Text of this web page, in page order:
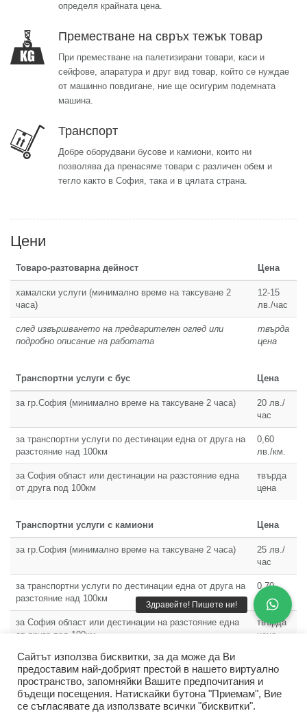
определя крайната цена.
Преместване на свръх тежък товар
При преместване на палетизирани товари, каси и
сейфове, апаратура и друг вид товар, който се нуждае
от машинно повдигане, ние ще осигурим подемната
машина.
Транспорт
Добре оборудвани бусове и камиони, които ни
позволява да пренасяме товари с различен обем и
тегло както в София, така и в цялата страна.
Цени
Товаро-разтоварна дейност Цена
хамалски услуги (минимално време на таксуване 2
часа)
12-15
лв./час
след извършването на предварителен оглед или
подробно описание на работата
твърда
цена
Транспортни услуги с бус Цена
за гр.София (минимално време на таксуване 2 часа)
20 лв./
час
за транспортни услуги по дестинации една от друга на
разстояние над 100км
0,60
лв./км.
за София област или дестинации на разстояние една
от друга под 100км
твърда
цена
Транспортни услуги с камиони Цена
за гр.София (минимално време на таксуване 2 часа)
25 лв./
час
за транспортни услуги по дестинации една от друга на
разстояние над 100км
0,70
лв./км.
за София област или дестинации на разстояние една
от друга под 100км
твърда
цена
Сайтът използва бисквитки, за да може да Ви
предоставим най-добрият престой в нашето виртуално
пространство, запомняйки Вашите предпочитания и
бъдещи посещения. Натискайки бутона "Приемам", Вие
се съгласявате да използвате всички "бисквитки".